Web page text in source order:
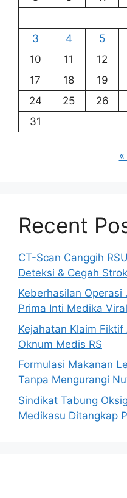
3
4 5
10
11 12
17
18 19
24
25 26
31
Recent
CT-Scan Canggih
Deteksi & Cegah
Keberhasilan Operasi
Prima Inti Medika Viral
Kejahatan Klaim
Oknum Medis RS
Formulasi Makanan
Tanpa Mengurangi
Sindikat Tabung
Medikasu Ditangkap